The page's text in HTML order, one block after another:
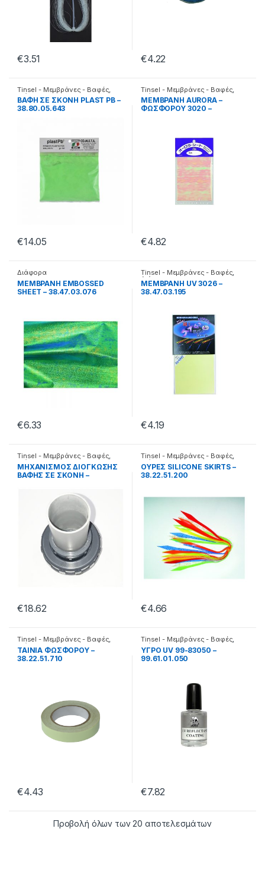
€3.51 €4.22
Tinsel - Μεμβράνες - Βαφές
Διάφορα
ΒΑΦΗ ΣΕ ΣΚΟΝΗ PLAST PB –
38.80.05.643
€14.05
Tinsel - Μεμβράνες - Βαφές
Διάφορα
ΜΕΜΒΡΑΝΗ AURORA –
ΦΩΣΦΟΡΟΥ 3020 –
€4.82
Διάφορα
ΜΕΜΒΡΑΝΗ EMBOSSED
SHEET – 38.47.03.076
€6.33
Tinsel - Μεμβράνες - Βαφές,
Διάφορα
ΜΕΜΒΡΑΝΗ UV 3026 –
38.47.03.195
€4.19
Tinsel - Μεμβράνες - Βαφές,
Διάφορα
ΜΗΧΑΝΙΣΜΟΣ ΔΙΟΓΚΩΣΗΣ
ΒΑΦΗΣ ΣΕ ΣΚΟΝΗ –
€18.62
Tinsel - Μεμβράνες - Βαφές,
Διάφορα
ΟΥΡΕΣ SILICONE SKIRTS –
38.22.51.200
€4.66
Tinsel - Μεμβράνες - Βαφές,
Διάφορα
ΤΑΙΝΙΑ ΦΩΣΦΟΡΟΥ –
38.22.51.710
€4.43
Tinsel - Μεμβράνες - Βαφές,
Διάφορα
ΥΓΡΟ UV 99-83050 –
99.61.01.050
€7.82
Προβολή όλων των 20 αποτελεσμάτων